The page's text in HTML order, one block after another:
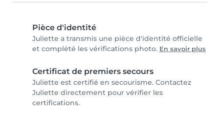
Pièce d'identité
Juliette a transmis une pièce d'identité officielle
et complété les vérifications photo. En savoir plus
Certificat de premiers secours
Juliette est certifié en secourisme. Contactez
Juliette directement pour vérifier les
certifications.